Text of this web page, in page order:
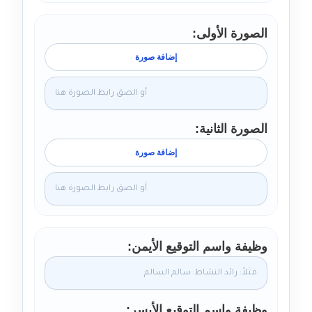
الصورة الأولى
إضافة صورة
الصورة الثانية
إضافة صورة
وظيفة واسم التوقيع الأيمن